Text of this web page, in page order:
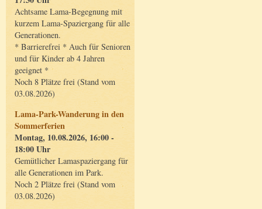
Achtsame Lama-Begegnung mit
kurzem Lama-Spaziergang für alle
Generationen.
* Barrierefrei * Auch für Senioren
und für Kinder ab 4 Jahren
geeignet *
Noch 8 Plätze frei (Stand vom
03.08.2026)
Lama-Park-Wanderung in den
Sommerferien
Montag, 10.08.2026, 16:00 -
18:00 Uhr
Gemütlicher Lamaspaziergang für
alle Generationen im Park.
Noch 2 Plätze frei (Stand vom
03.08.2026)